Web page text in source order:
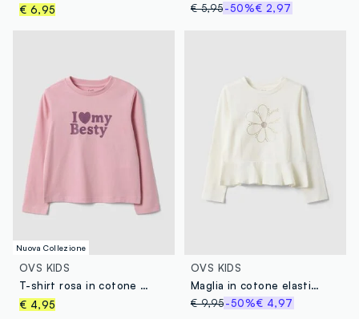
€ 6,95
€ 5,95-50%€ 2,97
Nuova Collezione
OVS KIDS
T-shirt rosa in cotone organico scritta frontale per bambina regular fit
€ 4,95
OVS KIDS
Maglia in cotone elasticizzato bianca da bambina regular fit con fiore
€ 9,95-50%€ 4,97